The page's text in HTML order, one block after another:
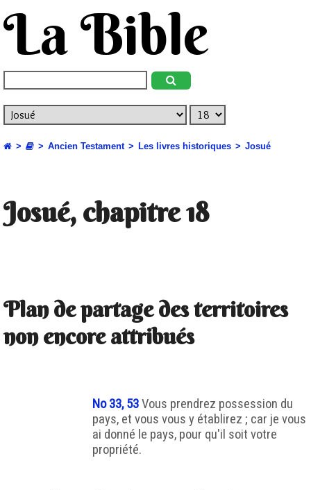
La Bible
Ancien Testament Les livres historiques Josué
Josué, chapitre 18
Plan de partage des territoires
non encore attribués
No 33, 53Vous prendrez possession du
pays, et vous vous y établirez ; car je vous
ai donné le pays, pour qu'il soit votre
propriété.